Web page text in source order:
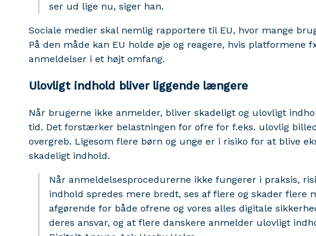
ser ud lige nu, siger han.
Sociale medier skal nemlig rapportere til EU, hvor mange
På den måde kan EU holde øje og reagere, hvis platformene
anmeldelser i et højt omfang.
Ulovligt indhold bliver liggende længere
Når brugerne ikke anmelder, bliver skadeligt og ulovligt
tid. Det forstærker belastningen for ofre for f.eks. ulovlig
overgreb. Ligesom flere børn og unge er i risiko for at blive
skadeligt indhold.
Når anmeldelsesprocedurerne ikke fungerer i praksis,
indhold spredes mere bredt, ses af flere og skader flere
afgørende for både ofrene og vores alles digitale
deres ansvar, og at flere danskere anmelder ulovligt